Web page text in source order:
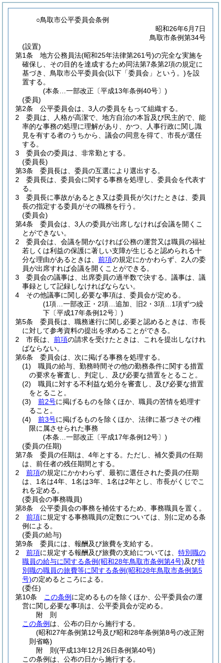
○鳥取市公平委員会条例
昭和26年6月7日
鳥取市条例第34号
(設置)
第1条
地方公務員法(昭和25年法律第261号)の完全な実施を
確保し、その目的を達成するため同法第7条第2項の規定に
基づき、鳥取市公平委員会(以下「委員会」という。)を設
置する。
(本条…一部改正〔平成13年条例40号〕)
(委員)
第2条
公平委員会は、3人の委員をもって組織する。
2
委員は、人格が高潔で、地方自治の本旨及び民主的で、能
率的な事務の処理に理解があり、かつ、人事行政に関し識
見を有する者のうちから、議会の同意を得て、市長が選任
する。
3
委員会の委員は、非常勤とする。
(委員長)
第3条
委員長は、委員の互選により選出する。
2
委員長は、委員会に関する事務を処理し、委員会を代表す
る。
3
委員長に事故があるとき又は委員長が欠けたときは、委員
長の指定する委員がその職務を行う。
(委員会)
第4条
委員会は、3人の委員が出席しなければ会議を開くこ
とができない。
2
委員会は、会議を開かなければ公務の運営又は職員の福祉
若しくは利益の保護に著しい支障が生じると認められる十
分な理由があるときは、 前項の規定にかかわらず、2人の委
員が出席すれば会議を開くことができる。
3
委員会の議事は、出席委員の過半数で決する。 議事は、議
事録として記録しなければならない。
4
その他議事に関し必要な事項は、委員会が定める。
(1項…一部改正・2項…追加、旧2・3項…1項ずつ繰
下〔平成17年条例12号〕)
第5条
委員長は、職務遂行に関し必要と認めるときは、市長
に対して参考資料の提出を求めることができる。
2
市長は、 前項の請求を受けたときは、これを提出しなけれ
ばならない。
第6条
委員会は、次に掲げる事務を処理する。
(1)
職員の給与、勤務時間その他の勤務条件に関する措置
の要求を審査し、判定し、及び必要な措置をとること。
(2)
職員に対する不利益な処分を審査し、及び必要な措置
をとること。
(3)
前2号に掲げるものを除くほか、職員の苦情を処理す
ること。
(4)
前3号に掲げるものを除くほか、法律に基づきその権
限に属させられた事務
(本条…一部改正〔平成17年条例12号〕)
(委員の任期)
第7条
委員の任期は、4年とする。 ただし、補欠委員の任期
は、前任者の残任期間とする。
2
前項の規定にかかわらず、最初に選任された委員の任期
は、1名は4年、1名は3年、1名は2年とし、市長がくじでこ
れを定める。
(委員会の事務職員)
第8条
公平委員会の事務を補佐するため、事務職員を置く。
2
前項に規定する事務職員の定数については、別に定める条
例による。
(委員の給与)
第9条
委員には、報酬及び旅費を支給する。
2
前項に規定する報酬及び旅費の支給については、 特別職の
職員の給与に関する条例(昭和28年鳥取市条例第4号)及び特
別職の職員の旅費等に関する条例(昭和28年鳥取市条例第5
号)の定めるところによる。
(委任)
第10条
この条例 に定めるものを除くほか、公平委員会の運
営に関し必要な事項は、公平委員会が定める。
附 則
この条例 は、公布の日から施行する。
(昭和27年条例第12号及び昭和28年条例第8号の改正附
則省略)
附 則(平成13年12月26日条例第40号)
この条例は、公布の日から施行する。